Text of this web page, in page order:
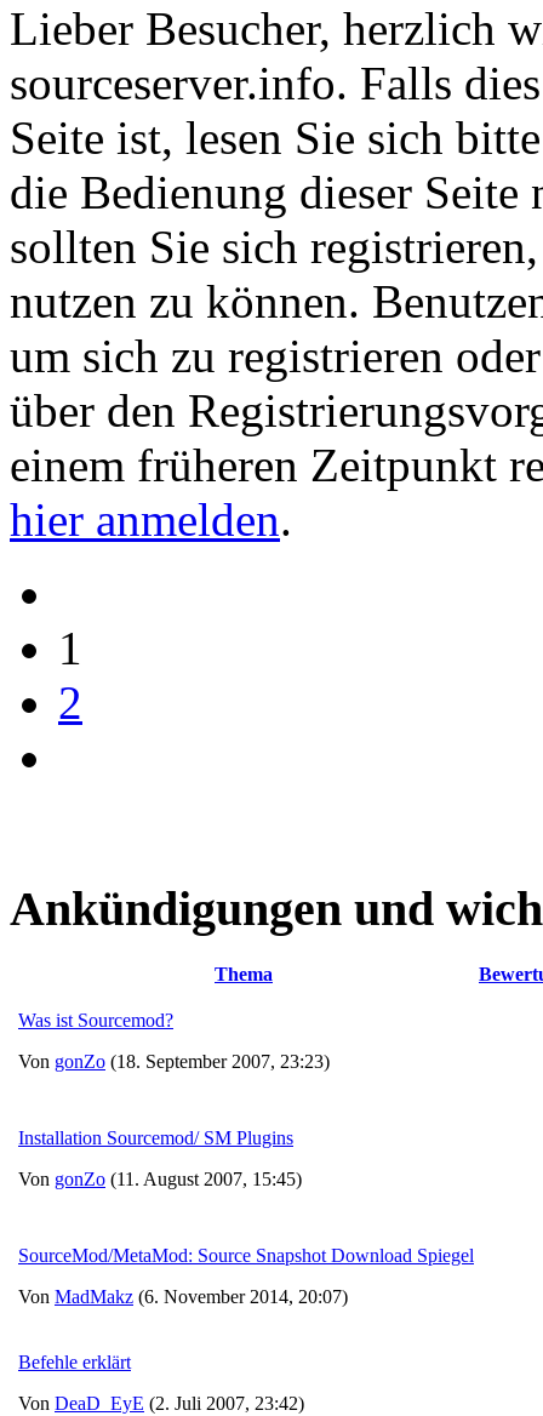
Lieber Besucher, herzlich
sourceserver.info. Falls
Seite ist, lesen Sie sich
die Bedienung dieser Seite
sollten Sie sich
nutzen zu können.
um sich zu registrieren
über den
einem früheren Zeitpunkt
hier anmelden.
1
2
Ankündigungen und
Thema
Was ist Sourcemod?
Von gonZo (18. September 2007, 23:23)
Installation Sourcemod/ SM Plugins
Von gonZo (11. August 2007, 15:45)
SourceMod/MetaMod: Source Snapshot Download Spiegel
Von MadMakz (6. November 2014, 20:07)
Befehle erklärt
Von DeaD_EyE (2. Juli 2007, 23:42)